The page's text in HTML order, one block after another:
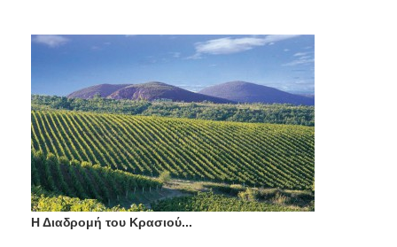
Η Διαδρομή του Κρασιού...